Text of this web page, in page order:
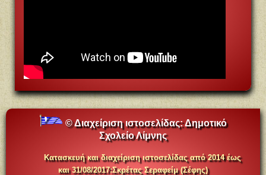
© Διαχείριση ιστοσελίδας:Δημοτικό
Σχολείο Λίμνης
Κατασκευή και διαχείριση ιστοσελίδαςαπό 2014 έως
και 31/08/2017:Σκρέτας Σεραφείμ (Σέφης)